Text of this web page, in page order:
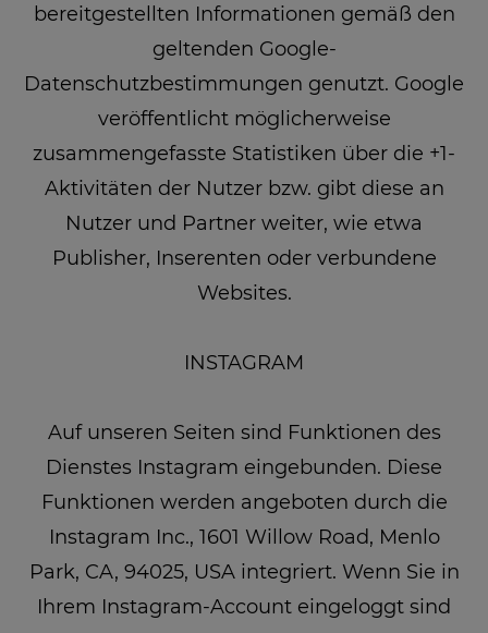
bereitgestellten Informationen gemäß den
geltenden Google-
Datenschutzbestimmungen genutzt. Google
veröffentlicht möglicherweise
zusammengefasste Statistiken über die +1-
Aktivitäten der Nutzer bzw. gibt diese an
Nutzer und Partner weiter, wie etwa
Publisher, Inserenten oder verbundene
Websites.
INSTAGRAM
Auf unseren Seiten sind Funktionen des
Dienstes Instagram eingebunden. Diese
Funktionen werden angeboten durch die
Instagram Inc., 1601 Willow Road, Menlo
Park, CA, 94025, USA integriert. Wenn Sie in
Ihrem Instagram-Account eingeloggt sind